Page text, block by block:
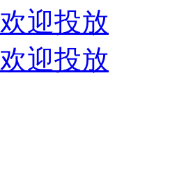
迎投放
迎投放